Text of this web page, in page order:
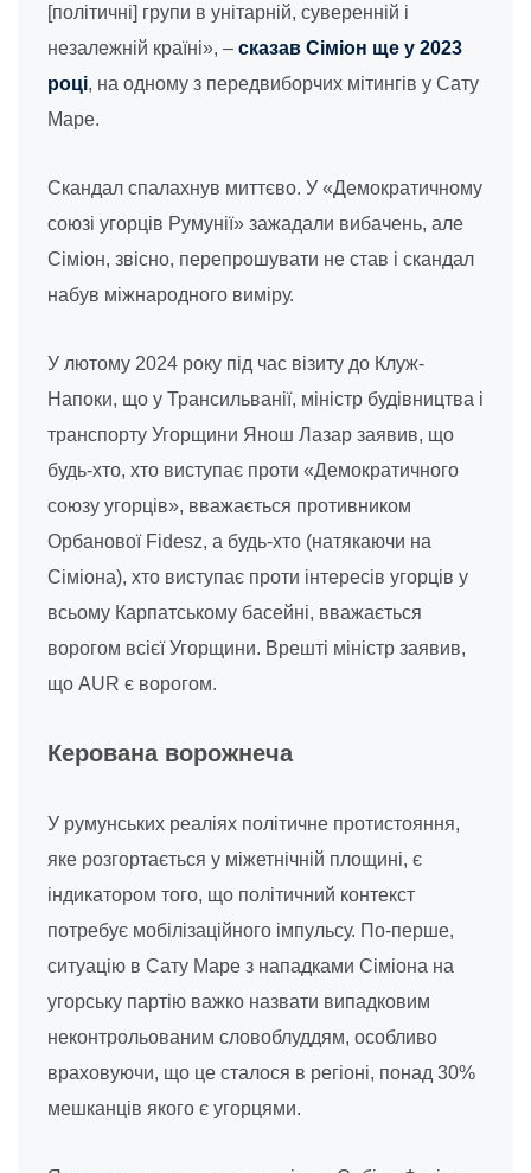
[політичні] групи в унітарній, суверенній і
незалежній країні», – сказав Сіміон ще у 2023
році, на одному з передвиборчих мітингів у Сату
Маре.
Скандал спалахнув миттєво. У «Демократичному
союзі угорців Румунії» зажадали вибачень, але
Сіміон, звісно, перепрошувати не став і скандал
набув міжнародного виміру.
У лютому 2024 року під час візиту до Клуж-
Напоки, що у Трансильванії, міністр будівництва і
транспорту Угорщини Янош Лазар заявив, що
будь-хто, хто виступає проти «Демократичного
союзу угорців», вважається противником
Орбанової Fidesz, а будь-хто (натякаючи на
Сіміона), хто виступає проти інтересів угорців у
всьому Карпатському басейні, вважається
ворогом всієї Угорщини. Врешті міністр заявив,
що AUR є ворогом.
Керована ворожнеча
У румунських реаліях політичне протистояння,
яке розгортається у міжетнічній площині, є
індикатором того, що політичний контекст
потребує мобілізаційного імпульсу. По-перше,
ситуацію в Сату Маре з нападками Сіміона на
угорську партію важко назвати випадковим
неконтрольованим словоблуддям, особливо
враховуючи, що це сталося в регіоні, понад 30%
мешканців якого є угорцями.